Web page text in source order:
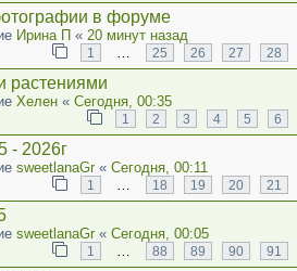
в форуме
Ирина П « 20 минут назад
1 … 25 26 27 28
растениями
Хелен « Сегодня, 00:35
1 2 3 4 5 6
- 2026г
sweetlanaGr« Сегодня, 00:11
1 … 18 19 20 21
sweetlanaGr « Сегодня, 00:05
1 88 89 90 91